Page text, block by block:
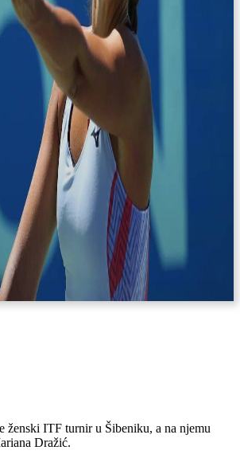
ženski ITF turnir u Šibeniku, a na njemu
Dražić.